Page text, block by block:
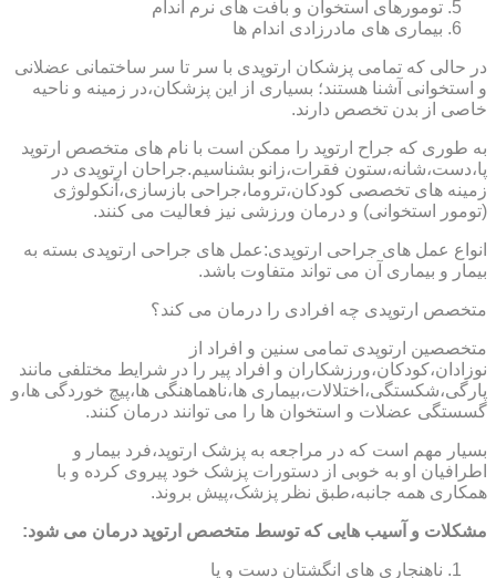
تومورهای استخوان و بافت های نرم اندام
بیماری های مادرزادی اندام ها
در حالی که تمامی پزشکان ارتوپدی با سر تا سر ساختمانی عضلانی
و استخوانی آشنا هستند؛ بسیاری از این پزشکان،در زمینه و ناحیه
خاصی از بدن تخصص دارند.
به طوری که جراح ارتوپد را ممکن است با نام های متخصص ارتوپد
پا،دست،شانه،ستون فقرات،زانو بشناسیم.جراحان ارتوپدی در
زمینه های تخصصی کودکان،تروما،جراحی بازسازی،آنکولوژی
(تومور استخوانی) و درمان ورزشی نیز فعالیت می کنند.
انواع عمل های جراحی ارتوپدی:عمل های جراحی ارتوپدی بسته به
بیمار و بیماری آن می تواند متفاوت باشد.
متخصص ارتوپدی چه افرادی را درمان می کند؟
متخصصین ارتوپدی تمامی سنین و افراد از
نوزادان،کودکان،ورزشکاران و افراد پیر را در شرایط مختلفی مانند
پارگی،شکستگی،اختلالات،بیماری ها،ناهماهنگی ها،پیچ خوردگی ها،و
گسستگی عضلات و استخوان ها را می توانند درمان کنند.
بسیار مهم است که در مراجعه به پزشک ارتوپد،فرد بیمار و
اطرافیان او به خوبی از دستورات پزشک خود پیروی کرده و با
همکاری همه جانبه،طبق نظر پزشک،پیش بروند.
مشکلات و آسیب هایی که توسط متخصص ارتوپد درمان می شود:
ناهنجاری های انگشتان دست و پا